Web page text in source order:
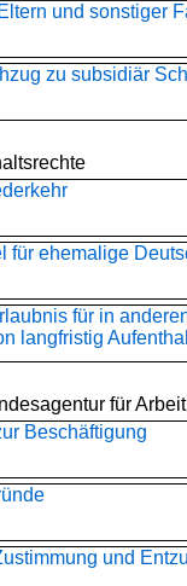
und sonstiger
zu subsidiär
für ehemalige
für in
langfristig
für Arbeit
Beschäftigung
und